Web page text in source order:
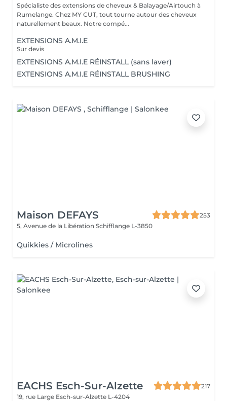
Spécialiste des extensions de cheveux & Balayage/Airtouch à
Rumelange. Chez MY CUT, tout tourne autour des cheveux
naturellement beaux. Notre compé...
EXTENSIONS A.M.I.E
Sur devis
EXTENSIONS A.M.I.E RÉINSTALL (sans laver)
EXTENSIONS A.M.I.E RÉINSTALL BRUSHING
Maison DEFAYS
253
5, Avenue de la Libération Schifflange L-3850
Quikkies / Microlines
EACHS Esch-Sur-Alzette
217
19, rue Large Esch-sur-Alzette L-4204